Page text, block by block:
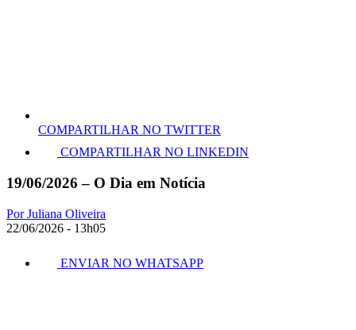
COMPARTILHAR NO TWITTER
COMPARTILHAR NO LINKEDIN
19/06/2026 – O Dia em Notícia
Por Juliana Oliveira
22/06/2026 - 13h05
ENVIAR NO WHATSAPP